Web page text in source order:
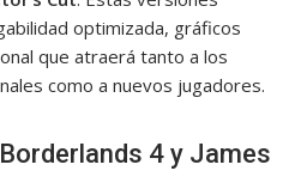
optimizada, gráficos
que atraerá tanto a los
como a nuevos jugadores.
4 y James